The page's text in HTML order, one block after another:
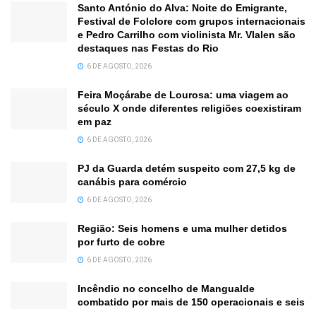
Santo António do Alva: Noite do Emigrante,
Festival de Folclore com grupos internacionais
e Pedro Carrilho com violinista Mr. Vlalen são
destaques nas Festas do Rio
6 DE AGOSTO, 2026
Feira Moçárabe de Lourosa: uma viagem ao
século X onde diferentes religiões coexistiram
em paz
6 DE AGOSTO, 2026
PJ da Guarda detém suspeito com 27,5 kg de
canábis para comércio
6 DE AGOSTO, 2026
Região: Seis homens e uma mulher detidos
por furto de cobre
6 DE AGOSTO, 2026
Incêndio no concelho de Mangualde
combatido por mais de 150 operacionais e seis